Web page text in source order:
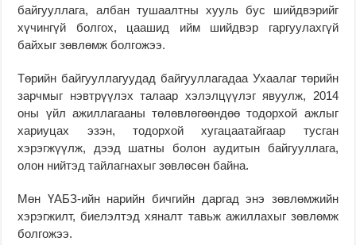
байгууллага, албан тушаалтны хууль бус шийдвэрийг
хүчингүй болгох, цаашид ийм шийдвэр гаргуулахгүй
байхыг зөвлөмж болгожээ.
Төрийн байгууллагуудад байгууллагадаа Ухаалаг төрийн
зарчмыг нэвтрүүлэх талаар хэлэлцүүлэг явуулж, 2014
оны үйл ажиллагааны төлөвлөгөөндөө тодорхой ажлыг
хариуцах эзэн, тодорхой хугацаатайгаар тусган
хэрэгжүүлж, дээд шатны болон аудитын байгууллага,
олон нийтэд тайлагнахыг зөвлөсөн байна.
Мөн ҮАБЗ-ийн нарийн бичгийн даргад энэ зөвлөмжийн
хэрэгжилт, биелэлтэд хяналт тавьж ажиллахыг зөвлөмж
болгожээ.